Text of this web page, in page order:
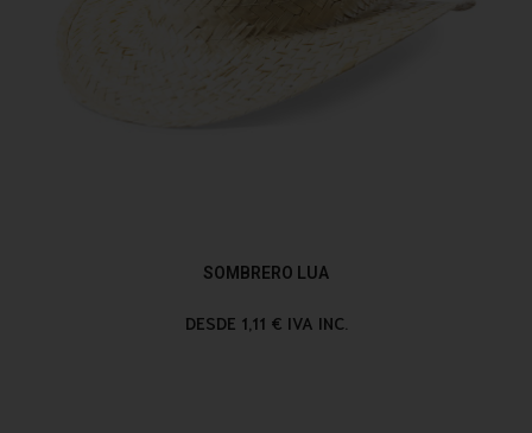
SOMBRERO LUA
DESDE 1,11 € IVA INC.